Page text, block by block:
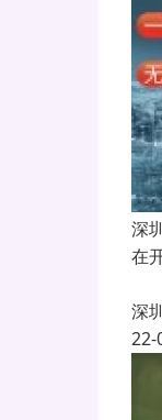
深
在
深
22-